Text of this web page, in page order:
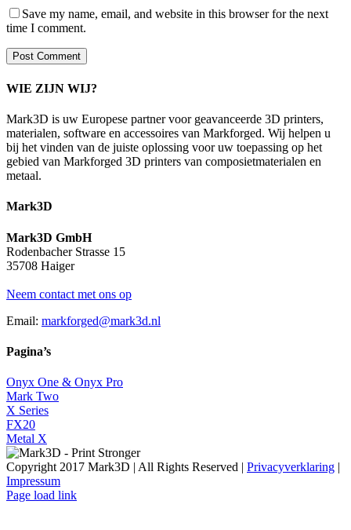
Save my name, email, and website in this browser for the next
time I comment.
WIE ZIJN WIJ?
Mark3D is uw Europese partner voor geavanceerde 3D printers,
materialen, software en accessoires van Markforged. Wij helpen u
bij het vinden van de juiste oplossing voor uw toepassing op het
gebied van Markforged 3D printers van composietmaterialen en
metaal.
Mark3D
Mark3D GmbH
Rodenbacher Strasse 15
35708 Haiger
Neem contact met ons op
Email: markforged@mark3d.nl
Pagina’s
Onyx One & Onyx Pro
Mark Two
X Series
FX20
Metal X
Copyright 2017 Mark3D | All Rights Reserved | Privacyverklaring |
Impressum
Facebook
YouTube
Instagram
LinkedIn
X
Email
Page load link